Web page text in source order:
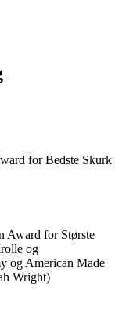
for Bedste Skurk
Award for Største
og
og American Made
Wright)